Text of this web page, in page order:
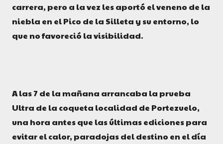
carrera, pero a la vez les aportó el veneno de la
niebla en el Pico de la Silleta y su entorno, lo
que no favoreció la visibilidad.
A las 7 de la mañana arrancaba la prueba
Ultra de la coqueta localidad de Portezuelo,
una hora antes que las últimas ediciones para
evitar el calor, paradojas del destino en el día